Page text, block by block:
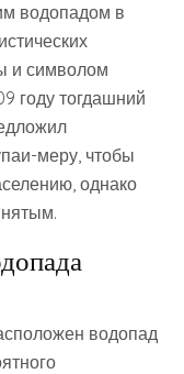
водопадом в
и символом
году тогдашний
меру, чтобы
однако
водопад